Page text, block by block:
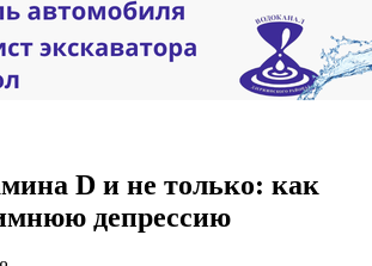
D и не только: как
депрессию